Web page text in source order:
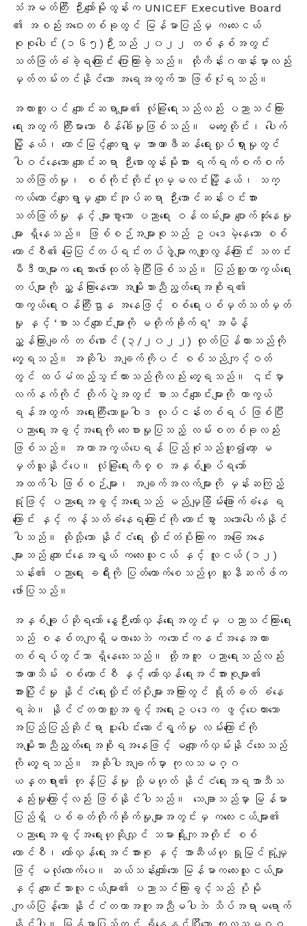
သံအမတ်ကြီး ဉီးကျော်မိုးထွန်းက UNICEF Executive Board
၏ အစည်းအဝေးတစ်ခုတွင် မြန်မာပြည်မှ ကလေးငယ်
စုစုပေါင်း (၁၆၅)ဉီးသည် ၂၀၂၂ တစ်နှစ်အတွင်း
သတ်ဖြတ်ခံခဲ့ရကြောင်း ပြောကြားခဲ့သည် ။ ထိုကိန်းဂဏန်းမှာလည်း
မှတ်တမ်းတင်နိုင်သော အရေအတွက်သာ ဖြစ်ပုံရသည်။
အလားတူပင် ကျောင်းဆရာများ၏ လုံခြုံရေးသည်လည်း ပညာသင်ကြား
ရေးအတွက် ကြီးမားသော စိန်ခေါ်မှုဖြစ်သည်။ မကွေးတိုင်း၊ ပေါက်
မြို့နယ်၊ တောင်မြင့်ကျေးရွာမှ အာဏာဖီဆန်ရေးလှုပ်ရှားမှုတွင်
ပါဝင်နေသော ကျောင်းဆရာ ဉီးစောထွန်းမိုးအား ရက်ရက်စက်စက်
သတ်ဖြတ်မှု ၊ စစ်ကိုင်းတိုင်းဟုမ္မလင်းမြို့နယ်၊ သက္
ကယ်တောင်ကျေးရွာမှ ကျောင်းအုပ်ဆရာ ဉီးအောင်ဆန်းဝင်းအား
သတ်ဖြတ်မှု နှင့် များစွာသော ပညာရေး ဝန်ထမ်းများ ပျောက်ဆုံးနေမှု
များ ရှိနေသည်။ ဖြစ်စဉ်အများစုသည် ဥပဒေမဲ့နေသော စစ်
ကောင်စီ၏ မြေပြင်တပ်ရင်းတပ်ဖွဲ့များကကျူးလွန်ကြောင်း သတင်း
မီဒီယာများက ရေးသားဖော်ထုတ်ခဲ့ပြီးဖြစ်သည်။ ပြည်သူ့ကာကွယ်ရေး
တပ်များကို ညွှန်ကြားနေသော အမျိုးသားညီညွတ်ရေးအစိုးရ၏
ကာကွယ်ရေးဝန်ကြီးဌာန အနေဖြင့် စစ်ရေးပစ်မှတ်သတ်မှတ်
မှု နှင့် ‘စာသင်ကျောင်းများကို မတိုက်ခိုက်ရ’ အမိန့်
ညွှန်ကြားချက် တစ်စောင် (၃/၂၀၂၂) ထုတ်ပြန်ထားသည်ကို
တွေ့ရသည်။ အဆိုပါ အချက်ကိုပင် စစ်သည်ကျင့်ဝတ်
တွင် ထပ်မံထည့်သွင်းထားသည်ကိုလည်း တွေ့ရသည် ။ ၎င်းမှာ
လက်နက်ကိုင် တိုက်ပွဲအတွင်း စာသင်ကျောင်းများကို ကာကွယ်
ရန်အတွက် အရေးကြီးသောမူဝါဒ လုပ်ငန်းတစ်ရပ် ဖြစ်ပြီး
ပညာရေးအခွင့်အရေးကို လေးစားမှုပြသည့် လမ်းစတစ်ခုလည်း
ဖြစ်သည်။ အကာအကွယ်ပေးရန် ပြည်စုံသည်ဟူ၍တော့ မ
မှတ်ယူနိုင်ပေ။ လုံခြုံရေးကိစ္စ အနှစ်ချုပ်ရသော်
အထက်ပါ ဖြစ်စဉ်များ၊ အချက်အလက်များကို မှန်းဆကြည့်
ရုံဖြင့် ပညာရေးအခွင့်အရေးသည် မည်မျှခြိမ်းခြောက်ခံနေ ရ
ကြောင်း နှင့် ကန့်သတ်ခံနေရကြောင်းကို ကောင်းစွာ သဘောပေါက်နိုင်
ပါသည်။ ထိုသို့သော နိုင်ငံရေး လှိုင်းတံပိုးကြားက အခြေအနေ
များသည် ကျောင်းနေအရွယ် ကလေးသူငယ် နှင့် လူငယ် (၁၂)
သန်း၏ ပညာရေး ခရီးကို ပြတ်တောက်စေသည်ဟု ယူနီဆက်ဖ်က
ဖော်ပြသည် ။
အနှစ်ချုပ်ဆိုရသော် နွေဉီးတော်လှန်ရေးအတွင်းမှ ပညာသင်ကြားရေး
သည် စနစ်တကျရှိမလာသေးဘဲ ကသောင်းကနင်းအနေအထား
တစ်ရပ်တွင်သာ ရှိနေသေးသည်။ ထို့အတူ ပညာရေးသည်လည်း
အာဏာသိမ်း စစ်ကောင်စီ နှင့် တော်လှန်ရေးအင်အားစုများ၏
အားပြိုင်မှု နိုင်ငံရေးလှိုင်းတံပိုးများအကြားတွင် ရိုတ်ခတ် ခံနေ
ရဆဲ။ နိုင်ငံတကာလူ့အခွင့်အရေးဥပဒေက ဖွင့်ပေးထားသော
အပြည်ပြည်ဆိုင်ရာ ပူးပေါင်းဆောင်ရွက်မှု လမ်းကြောင်းကို
အမျိုးသားညီညွတ်ရေးအစိုးရအနေဖြင့် မလျှောက်လှမ်းနိုင်သေးသည်
ကို တွေ့ရသည်။ အဆိုပါအချက်မှာ ကုလသမဂ္ဂ
ယန္တရား၏ တုန့်ပြန်မှု သို့မဟုတ် နိုင်ငံရေးအရအာသီသ
နည်းမှုကြောင့်လည်း ဖြစ်နိုင်ပါသည်။ သေချာသည်မှာ မြန်မာ
ပြည်ရှိ ပစ်ခတ်တိုက်ခိုက်မှုများအတွင်းမှ ကလေးငယ်များ၏
ပညာရေးအခွင့်အရေးဟုဆိုလျှင် သမားရိုးကျအတိုင်း စစ်
ကောင်စီ၊ တော်လှန်ရေးအင်အားစု နှင့် အာဆီယံဟု ရှုမြင်ရုံမျှ
ဖြင့် မလုံလောက်ပေ။ ဆယ်သန်းကျော်သော မြန်မာကလေးသူငယ်များ
နှင့် ကျောင်းသားလူငယ်များ၏ ပညာသင်ကြားခွင့်သည် ပိုမို
ကျယ်ပြန့်သော နိုင်ငံတကာအကူအညီမပါဘဲ သိပ်အရာမရောက်